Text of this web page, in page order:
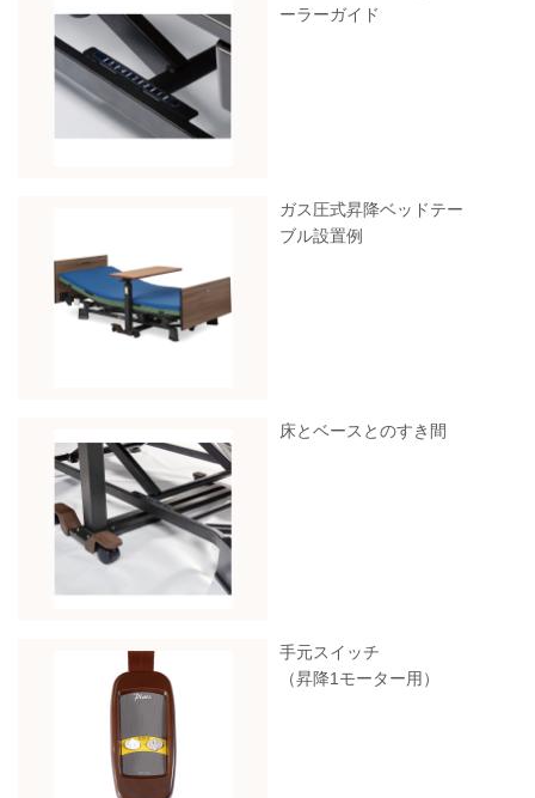
ーラーガイド
ガス圧式昇降ベッドテー
ブル設置例
床とベースとのすき間
手元スイッチ
（昇降1モーター用）